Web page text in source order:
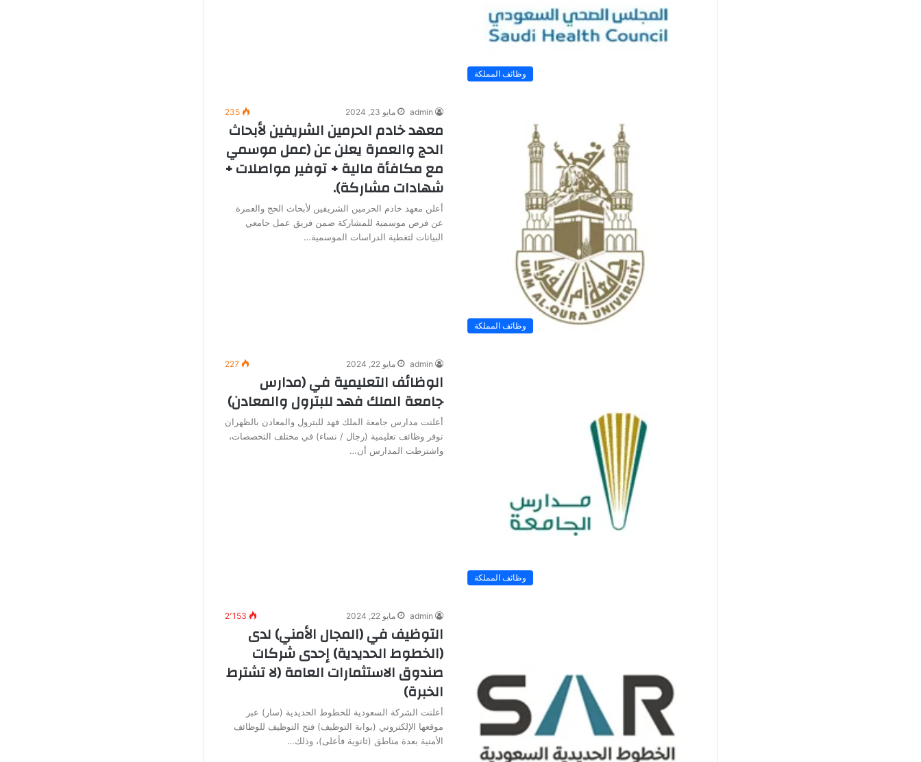
وظائف المملكة
وظائف المملكة
admin مايو 23, 2024 235
معهد خادم الحرمين الشريفين لأبحاث
الحج والعمرة يعلن عن (عمل موسمي
مع مكافأة مالية + توفير مواصلات +
شهادات مشاركة).
أعلن معهد خادم الحرمين الشريفين لأبحاث الحج والعمرة
عن فرص موسمية للمشاركة ضمن فريق عمل جامعي
البيانات لتغطية الدراسات الموسمية…
وظائف المملكة
admin مايو 22, 2024 227
الوظائف التعليمية في (مدارس
جامعة الملك فهد للبترول والمعادن)
أعلنت مدارس جامعة الملك فهد للبترول والمعادن بالظهران
توفر وظائف تعليمية (رجال / نساء) في مختلف التخصصات،
واشترطت المدارس أن…
admin مايو 22, 2024 2٬153
التوظيف في (المجال الأمني) لدى
(الخطوط الحديدية) إحدى شركات
صندوق الاستثمارات العامة (لا تشترط
الخبرة)
أعلنت الشركة السعودية للخطوط الحديدية (سار) عبر
موقعها الإلكتروني (بوابة التوظيف) فتح التوظيف للوظائف
الأمنية بعدة مناطق (ثانوية فأعلى)، وذلك…